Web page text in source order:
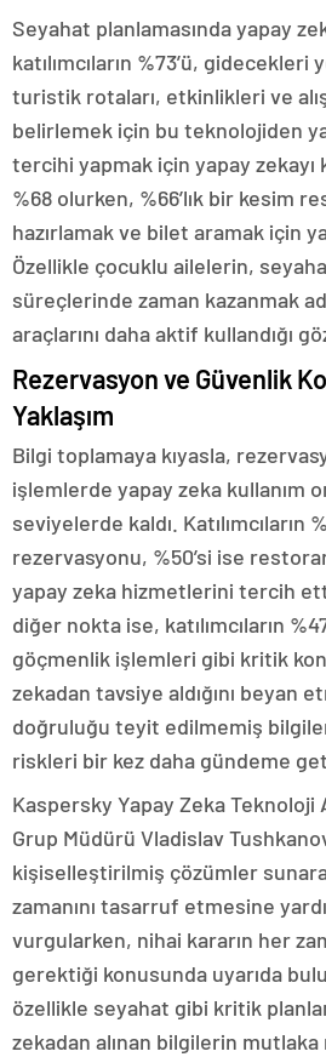
Seyahat planlamasında yapay
katılımcıların %73’ü,
turistik rotaları, etkinlikleri ve
belirlemek için bu teknolojiden
tercihi yapmak için yapay zekayı
%68 olurken, %66’lık bir kesim
hazırlamak ve bilet aramak için
Özellikle çocuklu ailelerin,
süreçlerinde zaman kazanmak
araçlarını daha aktif kullandığı
Rezervasyon ve Güvenlik
Yaklaşım
Bilgi toplamaya kıyasla,
işlemlerde yapay zeka kullanım
seviyelerde kaldı. Katılımcıların
rezervasyonu, %50’si ise
yapay zeka hizmetlerini tercih
diğer nokta ise, katılımcıların
göçmenlik işlemleri gibi kritik
zekadan tavsiye aldığını beyan
doğruluğu teyit edilmemiş
riskleri bir kez daha gündeme
Kaspersky Yapay Zeka Teknoloji
Grup Müdürü Vladislav
kişiselleştirilmiş çözümler
zamanını tasarruf etmesine
vurgularken, nihai kararın her
gerektiği konusunda uyarıda
özellikle seyahat gibi kritik
zekadan alınan bilgilerin